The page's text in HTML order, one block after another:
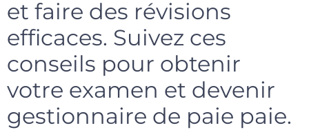
et faire des révisions
efficaces. Suivez ces
conseils pour obtenir
votre examen et devenir
gestionnaire de paie paie.